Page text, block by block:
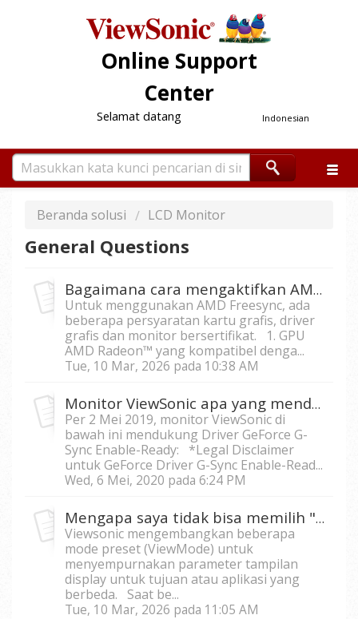
Online Support
Center
Indonesian
Selamat datang
Beranda solusi LCD Monitor
General Questions
Bagaimana cara mengaktifkan AMD FreeSync?
Untuk menggunakan AMD Freesync, ada
beberapa persyaratan kartu grafis, driver
grafis dan monitor bersertifikat. 1. GPU
AMD Radeon™ yang kompatibel denga...
Tue, 10 Mar, 2026 pada 10:38 AM
Monitor ViewSonic apa yang mendukung Driver GeForce G-Sync Enable-Ready?
Per 2 Mei 2019, monitor ViewSonic di
bawah ini mendukung Driver GeForce G-
Sync Enable-Ready: *Legal Disclaimer
untuk GeForce Driver G-Sync Enable-Read...
Wed, 6 Mei, 2020 pada 6:24 PM
Mengapa saya tidak bisa memilih "Contrast/Brightness" lagi saat berada pada pengaturan ViewMode di "Standard" atau "Game"?
Viewsonic mengembangkan beberapa
mode preset (ViewMode) untuk
menyempurnakan parameter tampilan
display untuk tujuan atau aplikasi yang
berbeda. Saat be...
Tue, 10 Mar, 2026 pada 11:05 AM